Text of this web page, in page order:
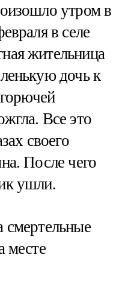
утром в
в селе
жительница
дочь к
Все это
своего
После чего
ушли.
смертельные
месте